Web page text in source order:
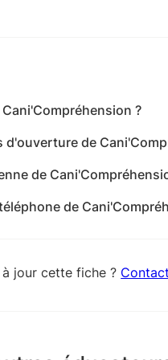
?
d'ouverture de
Ouvert 24h/24 -
Fermé
de
de
jour cette fiche ?